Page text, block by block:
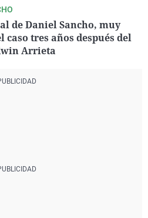
de Daniel Sancho, muy
caso tres años después del
Arrieta